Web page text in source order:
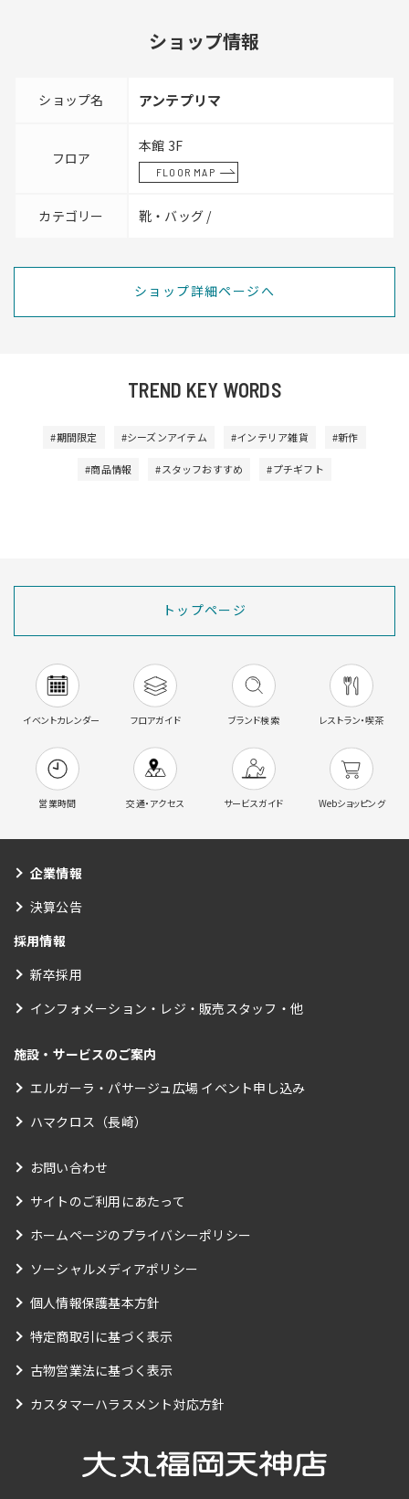
ショップ情報
ショップ名 アンテプリマ
フロア
本館 3F
FLOOR MAP
カテゴリー 靴・バッグ /
ショップ詳細ページへ
TREND KEY WORDS
#期間限定 #シーズンアイテム #インテリア雑貨 #新作
#商品情報 #スタッフおすすめ #プチギフト
トップページ
イベントカレンダー フロアガイド ブランド検索 レストラン・喫茶
営業時間 交通・アクセス サービスガイド Webショッピング
企業情報
決算公告
採用情報
新卒採用
インフォメーション・レジ・販売スタッフ・他
施設・サービスのご案内
エルガーラ・パサージュ広場 イベント申し込み
ハマクロス（長崎）
お問い合わせ
サイトのご利用にあたって
ホームページのプライバシーポリシー
ソーシャルメディアポリシー
個人情報保護基本方針
特定商取引に基づく表示
古物営業法に基づく表示
カスタマーハラスメント対応方針